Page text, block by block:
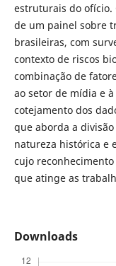
estruturais do ofício.
de um painel sobre
brasileiras, com
contexto de riscos
combinação de
ao setor de mídia e
cotejamento dos
que aborda a
natureza histórica e
cujo
que atinge as
Downloads